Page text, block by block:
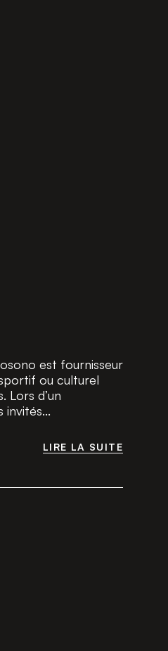
est fournisseur
ou culturel
Lors d’un
invités...
LIRE LA SUITE